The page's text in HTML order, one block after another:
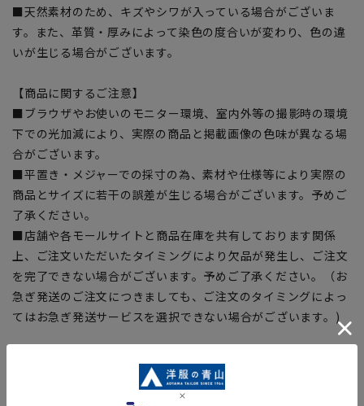
■天然素材のため、キズやシワが入っている場合がございま
す。また、革質・厚みによって染色の度合いが変わり、色の違
いが生じる場合がございます。
【商品に関するご注意】
■ブラウザやお使いのモニター環境、室内外等の撮影時の環境
下での光加減により、実際の商品と掲載画像の色味が異なる場
合がございます。
■平置き・メジャーでの採寸の為、素材や仕様等により実際の
商品とサイズに若干の誤差が生じる場合がございます。予めご
了承ください。
■店舗や各モールサイトと商品在庫を共有しております関係
上、ご注文いただいたタイミングにより欠品が発生し、ご注文
を完了できない場合がございます。予めご了承ください。（お
急ぎ発送のご注文につきましても、ご注文のタイミングによっ
てはお急ぎ発送サービスを選択できない場合がございます。)